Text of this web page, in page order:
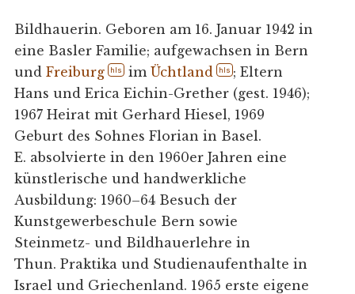
Bildhauerin. Geboren am 16. Januar 1942 in
eine Basler Familie; aufgewachsen in Bern
und Freiburg hls im Üchtland hls ; Eltern
Hans und Erica Eichin-Grether (gest. 1946);
1967 Heirat mit Gerhard Hiesel, 1969
Geburt des Sohnes Florian in Basel.
E. absolvierte in den 1960er Jahren eine
künstlerische und handwerkliche
Ausbildung: 1960–64 Besuch der
Kunstgewerbeschule Bern sowie
Steinmetz- und Bildhauerlehre in
Thun. Praktika und Studienaufenthalte in
Israel und Griechenland. 1965 erste eigene